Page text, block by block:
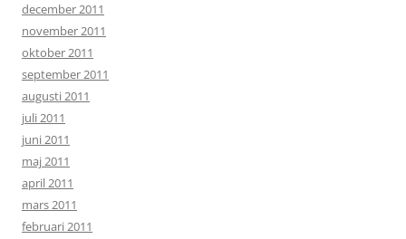
december 2011
november 2011
oktober 2011
september 2011
augusti 2011
juli 2011
juni 2011
maj 2011
april 2011
mars 2011
februari 2011